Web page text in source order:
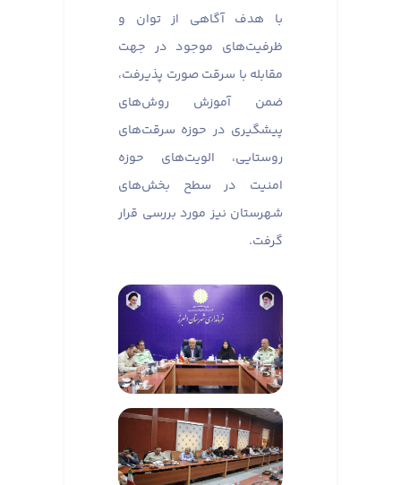
با هدف آگاهی از توان و
ظرفیت‌های موجود در جهت
مقابله با سرقت صورت پذیرفت،
ضمن آموزش روش‌های
پیشگیری در حوزه سرقت‌های
روستایی، الویت‌های حوزه
امنیت در سطح بخش‌های
شهرستان نیز مورد بررسی قرار
گرفت.